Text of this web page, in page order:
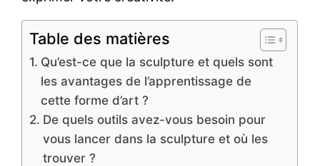
Table des matières
Qu’est-ce que la sculpture et quels sont
les avantages de l’apprentissage de
cette forme d’art ?
De quels outils avez-vous besoin pour
vous lancer dans la sculpture et où les
trouver ?